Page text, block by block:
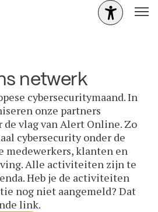
netwerk
cybersecuritymaand. In
onze partners
vlag van Alert Online. Zo
cybersecurity onder de
medewerkers, klanten en
Alle activiteiten zijn te
Heb je de activiteiten
nog niet aangemeld? Dat
link.